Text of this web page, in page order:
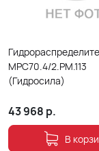
МРС70.4/2.РМ.113
(Гидросила)
43 968 р.
В